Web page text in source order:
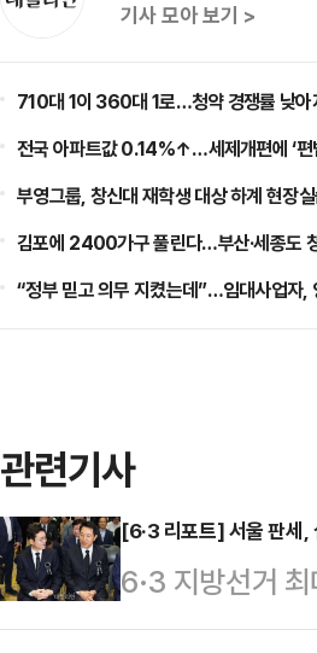
기사 모아 보기 >
710대 1이 360대 1로…청약 경쟁률 낮아
전국 아파트값 0.14%↑…세제개편에 ‘편
부영그룹, 창신대 재학생 대상 하계 현장
김포에 2400가구 풀린다…부산·세종도
“정부 믿고 의무 지켰는데”…임대사업자,
관련기사
[6·3 리포트] 서울 판세
6·3 지방선거
나온다. '대세론'